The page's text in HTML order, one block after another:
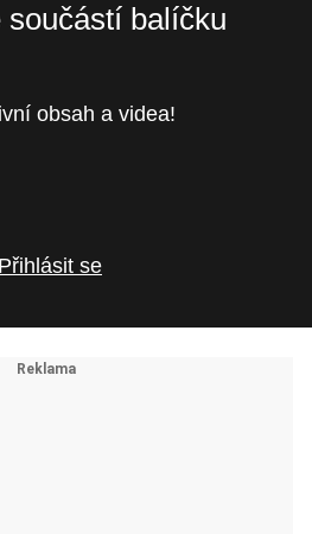
součástí balíčku
obsah a videa!
Přihlásit se